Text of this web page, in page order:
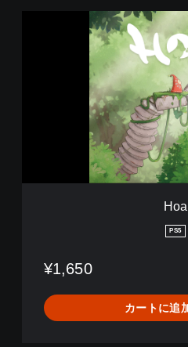
Hoa
PS5
¥1,650
カートに追